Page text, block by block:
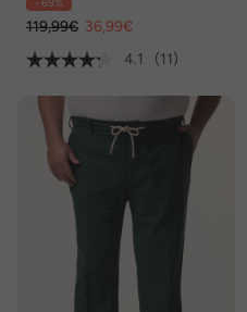
band
119,99€ 36,99€
4.1
(11)